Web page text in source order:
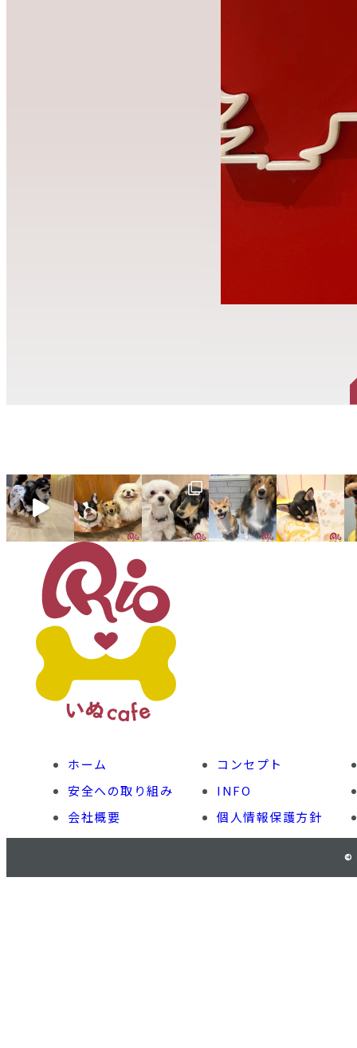
ホーム
コンセプト
安全への取り組み
INFO
会社概要
個人情報保護方針
©